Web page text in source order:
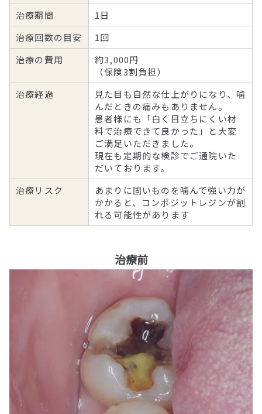
治療期間
1日
治療回数の目安
1回
治療の費用
約3,000円
（保険3割負担）
治療経過
見た目も自然な仕上がりになり、噛
んだときの痛みもありません。
患者様にも「白く目立ちにくい材
料で治療できて良かった」と大変
ご満足いただきました。
現在も定期的な検診でご通院いた
だいております。
治療リスク
あまりに固いものを噛んで強い力が
かかると、コンポジットレジンが割
れる可能性があります
治療前